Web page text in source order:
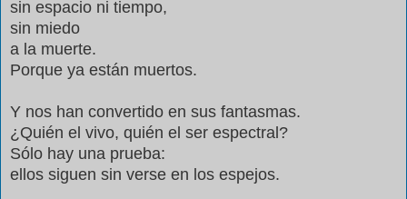
sin espacio ni tiempo,
sin miedo
a la muerte.
Porque ya están muertos.
Y nos han convertido en sus fantasmas.
¿Quién el vivo, quién el ser espectral?
Sólo hay una prueba:
ellos siguen sin verse en los espejos.